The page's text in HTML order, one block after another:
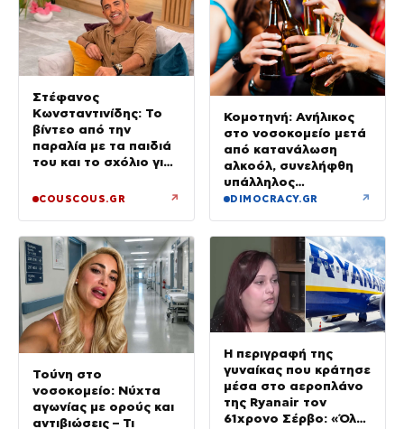
Στέφανος
Κωνσταντινίδης: Το
βίντεο από την
παραλία με τα παιδιά
του και το σχόλιο για
COUSCOUS.GR ↗
Κομοτηνή: Ανήλικος
στο νοσοκομείο μετά
από κατανάλωση
αλκοόλ, συνελήφθη
υπάλληλος
καταστήματος
DIMOCRACY.GR ↗
Τούνη στο
νοσοκομείο: Νύχτα
αγωνίας με ορούς και
αντιβιώσεις – Τι
Η περιγραφή της
γυναίκας που κράτησε
μέσα στο αεροπλάνο
της Ryanair τον
61χρονο Σέρβο: «Όλα